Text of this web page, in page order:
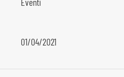
01/04/2021